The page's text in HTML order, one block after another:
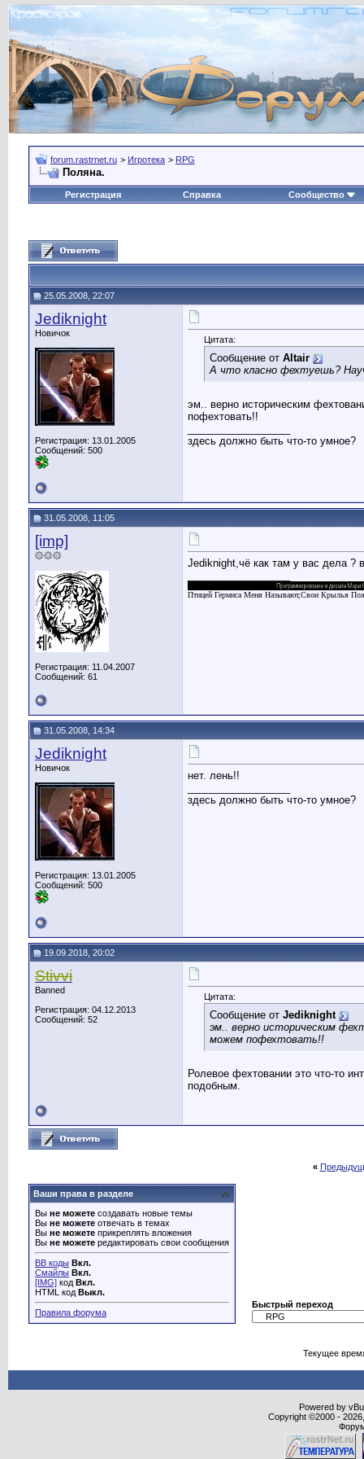
forum.rastrnet.ru > Игротека > RPG
Поляна.
Регистрация Справка Сообщество
25.05.2008, 22:07
Jediknight
Новичок
Регистрация: 13.01.2005
Сообщений: 500
Цитата:
Сообщение от Altair
А что класно фехтуешь?
эм.. верно историческим
пофехтовать!!
здесь должно быть что-то умное?
31.05.2008, 11:05
[imp]
۞۞۞
Регистрация: 11.04.2007
Сообщений: 61
Jediknight,чё как там у вас дела ?
Птицей Гермиса Меня Называют,Свои Крылья
31.05.2008, 14:34
Jediknight
Новичок
Регистрация: 13.01.2005
Сообщений: 500
нет. лень!!
здесь должно быть что-то умное?
19.09.2018, 20:02
Stivvi
Banned
Регистрация: 04.12.2013
Сообщений: 52
Цитата:
Сообщение от Jediknight
эм.. верно историческим
можем пофехтовать!!
Ролевое фехтовании это что-то
подобным.
«
Ваши права в разделе
Вы не можете создавать новые темы
Вы не можете отвечать в темах
Вы не можете прикреплять вложения
Вы не можете редактировать свои сообщения
BB коды Вкл.
Смайлы Вкл.
[IMG] код Вкл.
HTML код Выкл.
Правила форума
Быстрый переход
Текущее
Powered by
Copyright ©2000 -